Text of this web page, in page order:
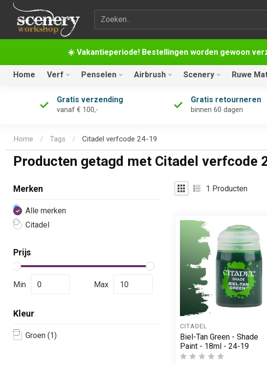
☀️ Vakantieperiode! Bestellingen worden gewoon
Zoekterm
Home Verf Penselen Airbrush Scenery Ruwe
Gratis verzending
vanaf € 100,-
Gratis retourneren
binnen 60 dagen
Home / Tags / Citadel verfcode 24-19
Producten getagd met Citadel verfcode
Merken
Alle merken
Citadel
Kleur
Groen (1)
Prijs
Min Max
1 Producten
CITADEL
Biel-Tan Green - Shade
Paint - 18ml - 24-19